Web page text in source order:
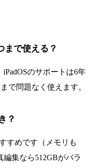
まで使える？
のサポートは6年
で問題なく使えます。
？
すめです（メモリも
集なら512GBがバラ